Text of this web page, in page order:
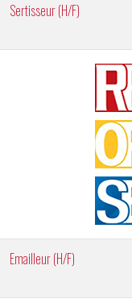
Sertisseur (H/F)
Emailleur (H/F)